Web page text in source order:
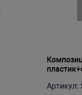
Артикул: